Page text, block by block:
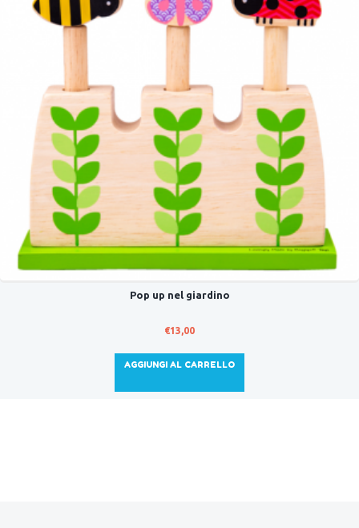
Pop up nel giardino
€13,00
AGGIUNGI AL CARRELLO